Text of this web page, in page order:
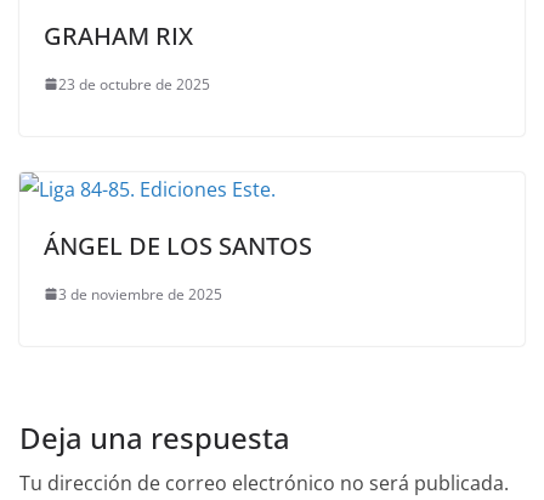
GRAHAM RIX
23 de octubre de 2025
ÁNGEL DE LOS SANTOS
3 de noviembre de 2025
Deja una respuesta
Tu dirección de correo electrónico no será publicada.